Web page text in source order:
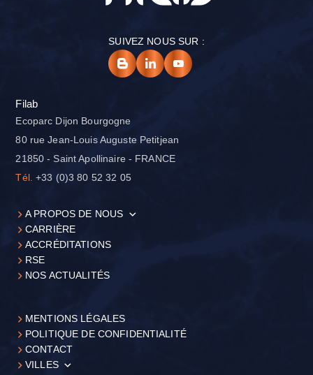
SUIVEZ NOUS SUR :
Filab
Ecoparc Dijon Bourgogne
80 rue Jean-Louis Auguste Petitjean
21850 - Saint Apollinaire - FRANCE
Tél. +33 (0)3 80 52 32 05
A PROPOS DE NOUS
CARRIÈRE
ACCRÉDITATIONS
RSE
NOS ACTUALITÉS
MENTIONS LÉGALES
POLITIQUE DE CONFIDENTIALITÉ
CONTACT
VILLES